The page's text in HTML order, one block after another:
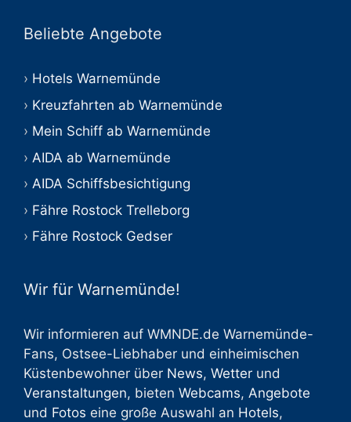
Beliebte Angebote
Hotels Warnemünde
Kreuzfahrten ab Warnemünde
Mein Schiff ab Warnemünde
AIDA ab Warnemünde
AIDA Schiffsbesichtigung
Fähre Rostock Trelleborg
Fähre Rostock Gedser
Wir für Warnemünde!
Wir informieren auf WMNDE.de Warnemünde-
Fans, Ostsee-Liebhaber und einheimischen
Küstenbewohner über News, Wetter und
Veranstaltungen, bieten Webcams, Angebote
und Fotos eine große Auswahl an Hotels,